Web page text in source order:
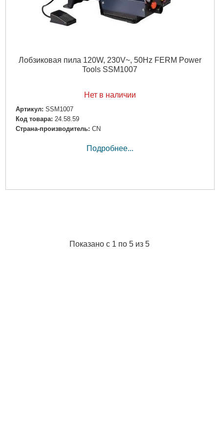
Лобзиковая пила 120W, 230V~, 50Hz FERM Power
Tools SSM1007
Нет в наличии
Артикул: SSM1007
Код товара: 24.58.59
Страна-производитель: CN
Подробнее...
Показано с 1 по 5 из 5